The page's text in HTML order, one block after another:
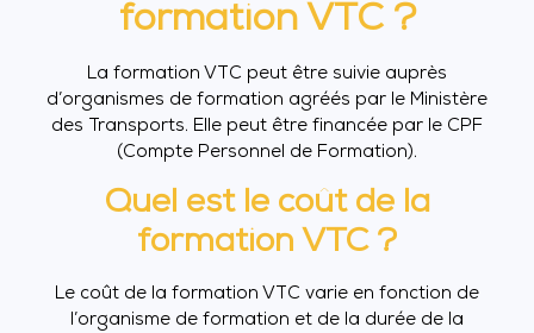
formation VTC ?
La formation VTC peut être suivie auprès
d’organismes de formation agréés par le Ministère
des Transports. Elle peut être financée par le CPF
(Compte Personnel de Formation).
Quel est le coût de la
formation VTC ?
Le coût de la formation VTC varie en fonction de
l’organisme de formation et de la durée de la